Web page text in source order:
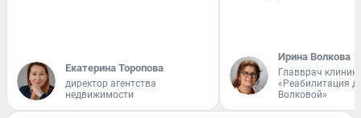
Екатерина Торопова
директор агентства
недвижимости
Ирина Волкова
Главврач
«Реабилитация
Волковой»